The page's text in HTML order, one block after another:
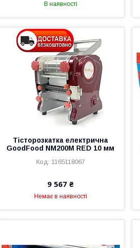
В наявності
Тісторозкатка електрична
GoodFood NM200M RED 10 мм
1165118067
9 567 ₴
Немає в наявності